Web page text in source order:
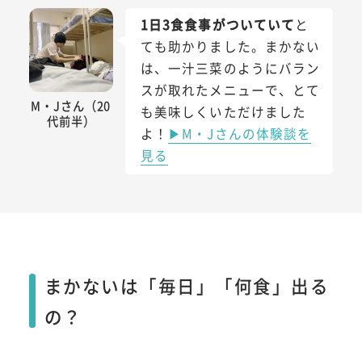
M・Jさん（20
代前半）
1日3食食事がついていて と
ても助かりました。まかない
は、一汁三菜のようにバラン
スが取れたメニューで、とて
も美味しくいただけました
よ！ ▶M・Jさんの体験談を
見る
まかないは「毎日」「何食」出る
の？